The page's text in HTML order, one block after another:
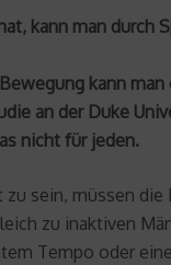
kann man
kann
an der Duke
nicht für jeden.
sein, müssen
zu inaktiven
Tempo oder